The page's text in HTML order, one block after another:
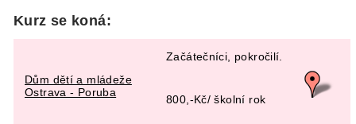
Kurz se koná:
Dům dětí a mládeže
Ostrava - Poruba
Začátečníci, pokročilí.
800,-Kč/ školní rok